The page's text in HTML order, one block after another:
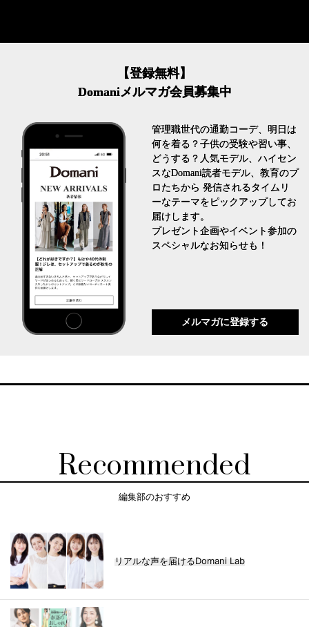
【登録無料】
Domaniメルマガ会員募集中
管理職世代の通勤コーデ、明日は
何を着る？子供の受験や習い事、
どうする？人気モデル、ハイセン
スなDomani読者モデル、教育のプ
ロたちから 発信されるタイムリ
ーなテーマをピックアップしてお
届けします。
プレゼント企画やイベント参加の
スペシャルなお知らせも！
メルマガに登録する
Recommended
編集部のおすすめ
リアルな声を届けるDomani Lab